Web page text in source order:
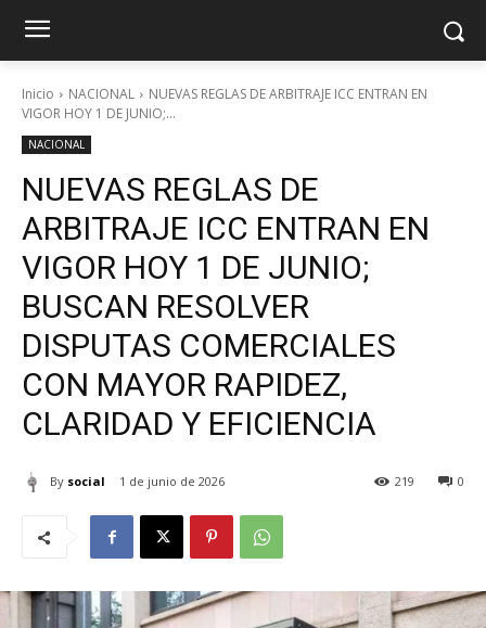
Inicio NACIONAL
NUEVAS REGLAS DE ARBITRAJE ICC ENTRAN EN
VIGOR HOY 1 DE JUNIO;...
NACIONAL
NUEVAS REGLAS DE
ARBITRAJE ICC ENTRAN EN
VIGOR HOY 1 DE JUNIO;
BUSCAN RESOLVER
DISPUTAS COMERCIALES
CON MAYOR RAPIDEZ,
CLARIDAD Y EFICIENCIA
By social 1 de junio de 2026 0
219